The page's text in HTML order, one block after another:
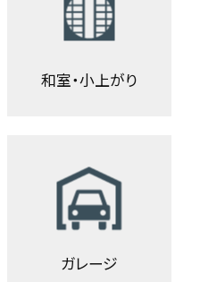
和室・小上がり
ガレージ